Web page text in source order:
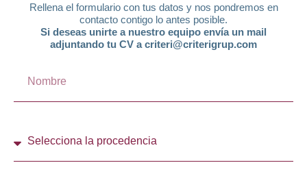
Rellena el formulario con tus datos y nos pondremos en
contacto contigo lo antes posible.
Si deseas unirte a nuestro equipo envía un mail
adjuntando tu CV a criteri@criterigrup.com